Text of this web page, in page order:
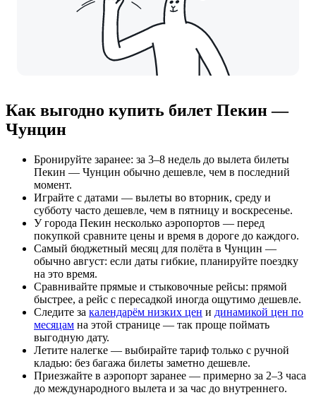
Как выгодно купить билет Пекин —
Чунцин
Бронируйте заранее: за 3–8 недель до вылета билеты
Пекин — Чунцин обычно дешевле, чем в последний
момент.
Играйте с датами — вылеты во вторник, среду и
субботу часто дешевле, чем в пятницу и воскресенье.
У города Пекин несколько аэропортов — перед
покупкой сравните цены и время в дороге до каждого.
Самый бюджетный месяц для полёта в Чунцин —
обычно август: если даты гибкие, планируйте поездку
на это время.
Сравнивайте прямые и стыковочные рейсы: прямой
быстрее, а рейс с пересадкой иногда ощутимо дешевле.
Следите за календарём низких цен и динамикой цен по
месяцам на этой странице — так проще поймать
выгодную дату.
Летите налегке — выбирайте тариф только с ручной
кладью: без багажа билеты заметно дешевле.
Приезжайте в аэропорт заранее — примерно за 2–3 часа
до международного вылета и за час до внутреннего.